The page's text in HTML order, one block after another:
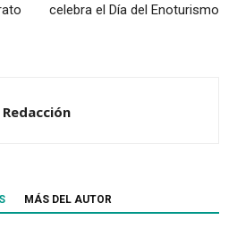
celebra el Día del Enoturismo
Redacción
MÁS DEL AUTOR